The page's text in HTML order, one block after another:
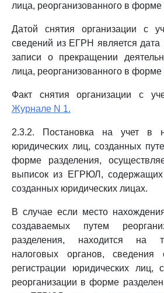
лица, реорганизованного в форме
Датой снятия организации с
сведений из ЕГРН является
записи о прекращении
лица, реорганизованного в форме
Факт снятия организации с
Журнале N 1.
2.3.2. Постановка на учет в
юридических лиц, созданных
форме разделения,
выписок из ЕГРЮЛ,
созданных юридических лицах.
В случае если место
создаваемых путем
разделения, находится на
налоговых органов, сведения
регистрации юридических лиц,
реорганизации в форме